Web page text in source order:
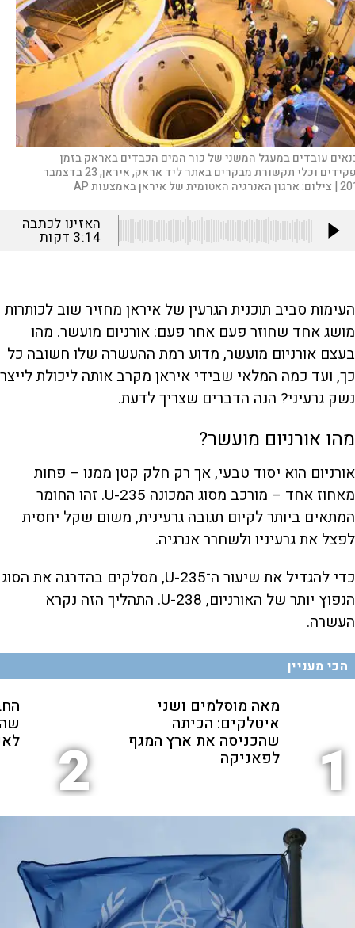
עובדים במעגל המשני של כור המים הכבדים באראק בזמן
שפקידים וכלי תקשורת מבקרים באתר ליד אראק, איראן, 23 בדצמבר
צילום:ארגון האנרגיה האטומית של איראן באמצעות AP
האזינו לכתבה
3:14 דקות
העימות סביב תוכנית הגרעין של איראן מחזיר שוב לכותרות
מושג אחד שחוזר פעם אחר פעם: אורניום מועשר. מהו
בעצם אורניום מועשר, מדוע רמת ההעשרה שלו חשובה כל
כך, ועד כמה המלאי שבידי איראן מקרב אותה ליכולת לייצר
נשק גרעיני? הנה הדברים שצריך לדעת.
מהו אורניום מועשר?
אורניום הוא יסוד טבעי, אך רק חלק קטן ממנו – פחות
מאחוז אחד – מורכב מסוג המכונה U-235. זהו החומר
המתאים ביותר לקיום תגובה גרעינית, משום שקל יחסית
לפצל את גרעיניו ולשחרר אנרגיה.
כדי להגדיל את שיעור ה־U-235, מסלקים בהדרגה את הסוג
הנפוץ יותר של האורניום, U-238. התהליך הזה נקרא
העשרה.
הכי מעניין
1
מאה מוסלמים ושני
איטלקים: הכיתה
שהכניסה את ארץ המגף
לפאניקה 2